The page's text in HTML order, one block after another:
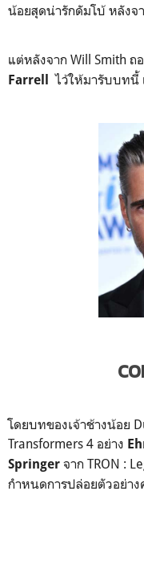
น้อยสุดน่ารักดัมโบ้ หลังจ
แต่หลังจาก Will Smith
Farrell
ไว้ให้มารับบทนี้
โดยบทของเจ้าช้างน้อย
Transformers 4 อย่าง
Springer จาก TRON :
กำหนดการปล่อยตัวอย่าง